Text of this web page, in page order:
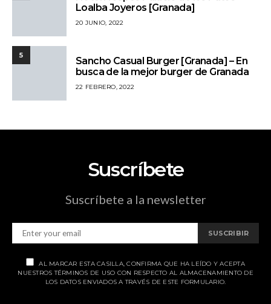
Loalba Joyeros [Granada]
20 JUNIO, 2022
5
Sancho Casual Burger [Granada] – En
busca de la mejor burger de Granada
22 FEBRERO, 2022
Suscríbete
Suscríbete a la newsletter
SUSCRIBIR
AL MARCAR ESTA CASILLA, CONFIRMA QUE HA LEÍDO Y ACEPTA
NUESTROS TÉRMINOS DE USO CON RESPECTO AL ALMACENAMIENTO DE
LOS DATOS ENVIADOS A TRAVÉS DE ESTE FORMULARIO.